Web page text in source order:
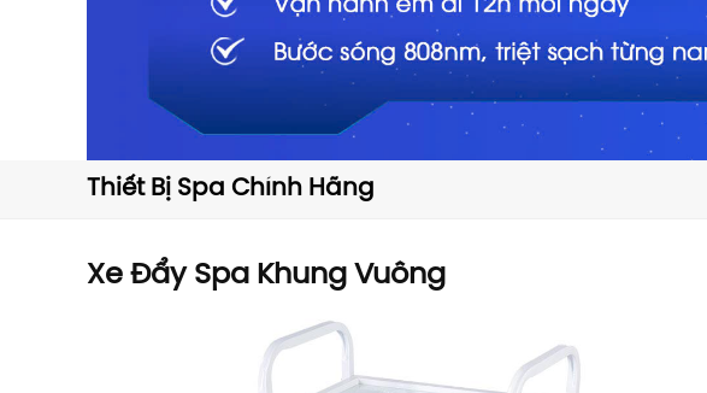
Thiết Bị Spa Chính Hãng
Xe Đẩy Spa Khung Vuông